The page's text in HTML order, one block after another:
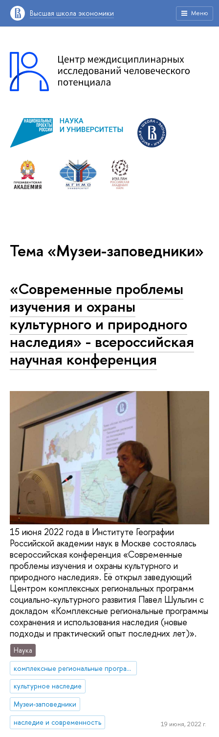
Высшая школа экономики Меню
Тема «Музеи-заповедники»
«Современные проблемы
изучения и охраны
культурного и природного
наследия» - всероссийская
научная конференция
15 июня 2022 года в Институте Географии
Российской академии наук в Москве состоялась
всероссийская конференция «Современные
проблемы изучения и охраны культурного и
природного наследия». Её открыл заведующий
Центром комплексных региональных программ
социально-культурного развития Павел Шульгин с
докладом «Комплексные региональные программы
сохранения и использования наследия (новые
подходы и практический опыт последних лет)».
Наука
комплексные региональные программы
культурное наследие
Музеи-заповедники
наследие и современность
19 июня, 2022 г.